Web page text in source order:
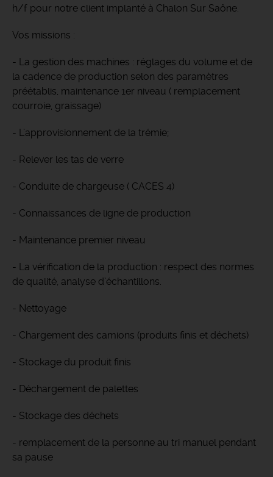
h/f pour notre client implanté à Chalon Sur Saône.
Vos missions :
- La gestion des machines : réglages du volume et de
la cadence de production selon des paramètres
préétablis, maintenance 1er niveau ( remplacement
courroie, graissage)
- L’approvisionnement de la trémie;
- Relever les tas de verre
- Conduite de chargeuse ( CACES 4)
- Connaissances de ligne de production
- Maintenance premier niveau
- La vérification de la production : respect des normes
de qualité, analyse d’échantillons.
- Nettoyage
- Chargement des camions (produits finis et déchets)
- Stockage du produit finis
- Déchargement de palettes
- Stockage des déchets
- remplacement de la personne au tri manuel pendant
sa pause